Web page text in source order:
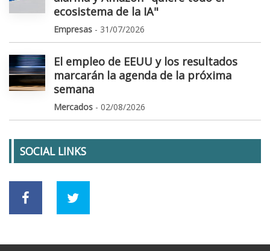
ecosistema de la IA"
Empresas - 31/07/2026
El empleo de EEUU y los resultados
marcarán la agenda de la próxima
semana
Mercados - 02/08/2026
SOCIAL LINKS